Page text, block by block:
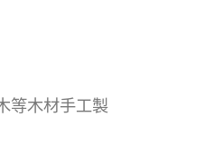
等木材手工製